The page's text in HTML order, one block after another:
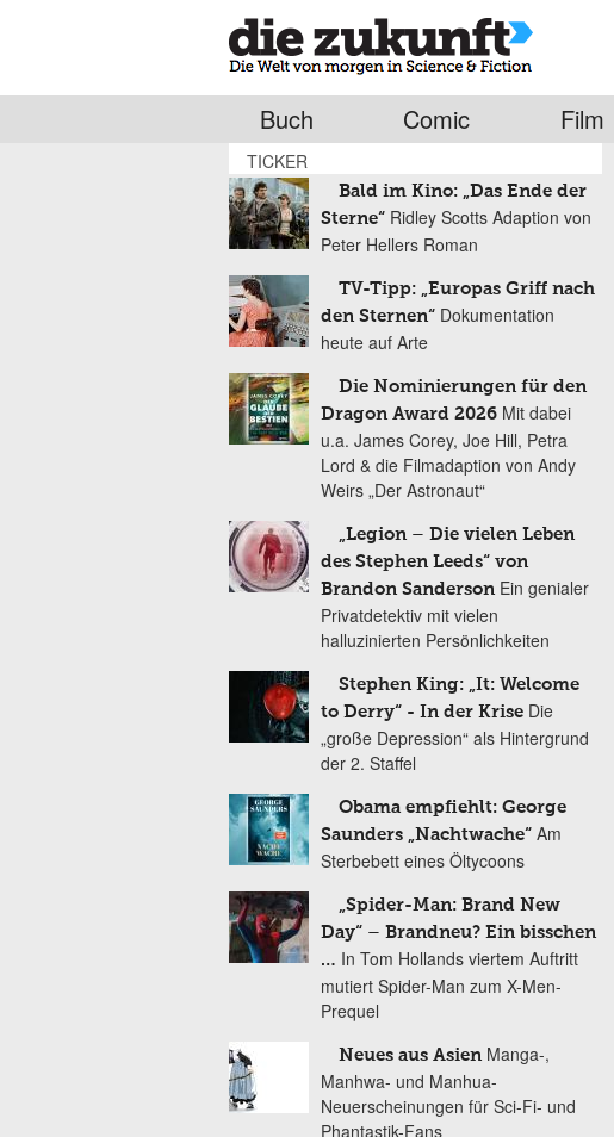
Buch Comic Film
TICKER
Bald im Kino: „Das Ende der
Sterne“ Ridley Scotts Adaption von
Peter Hellers Roman
TV-Tipp: „Europas Griff nach
den Sternen“ Dokumentation
heute auf Arte
Die Nominierungen für den
Dragon Award 2026 Mit dabei
u.a. James Corey, Joe Hill, Petra
Lord & die Filmadaption von Andy
Weirs „Der Astronaut“
„Legion – Die vielen Leben
des Stephen Leeds“ von
Brandon Sanderson Ein genialer
Privatdetektiv mit vielen
halluzinierten Persönlichkeiten
Stephen King: „It: Welcome
to Derry“ - In der Krise Die
„große Depression“ als Hintergrund
der 2. Staffel
Obama empfiehlt: George
Saunders „Nachtwache“ Am
Sterbebett eines Öltycoons
„Spider-Man: Brand New
Day“ – Brandneu? Ein bisschen
… In Tom Hollands viertem Auftritt
mutiert Spider-Man zum X-Men-
Prequel
Neues aus Asien Manga-,
Manhwa- und Manhua-
Neuerscheinungen für Sci-Fi- und
Phantastik-Fans